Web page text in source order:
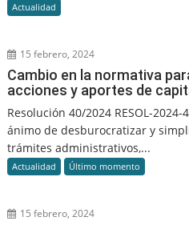
Actualidad
15 febrero, 2024
Cambio en la normativa
acciones y aportes de
Resolución 40/2024 RESOL-2024-
ánimo de desburocratizar y
trámites administrativos,...
Actualidad Último momento
15 febrero, 2024